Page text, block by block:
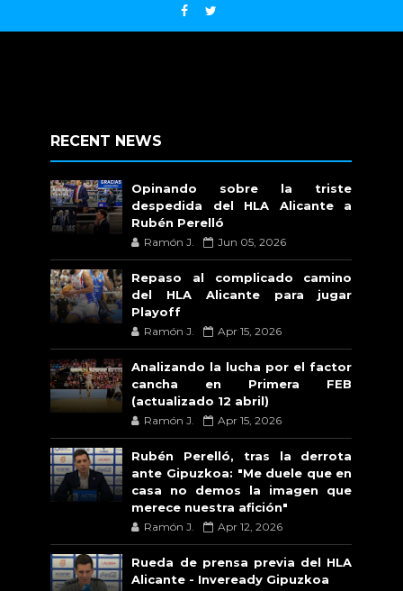
RECENT NEWS
Opinando sobre la triste
despedida del HLA Alicante a
Rubén Perelló
Ramón J. Jun 05, 2026
Repaso al complicado camino
del HLA Alicante para jugar
Playoff
Ramón J. Apr 15, 2026
Analizando la lucha por el factor
cancha en Primera FEB
(actualizado 12 abril)
Ramón J. Apr 15, 2026
Rubén Perelló, tras la derrota
ante Gipuzkoa: "Me duele que en
casa no demos la imagen que
merece nuestra afición"
Ramón J. Apr 12, 2026
Rueda de prensa previa del HLA
Alicante - Inveready Gipuzkoa